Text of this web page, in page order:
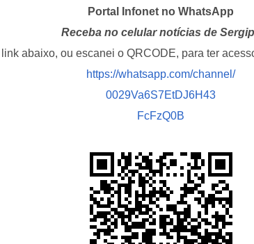
Portal Infonet no WhatsApp
Receba no celular notícias de
abaixo, ou escanei o QRCODE, para ter
https://whatsapp.com/channel/
0029Va6S7EtDJ6H43
FcFzQ0B